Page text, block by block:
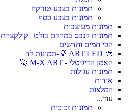
תמונות בצבע טורקיז
תמונות בצבע כסף
תמונות מעוצבות
תמונות קנבס במרקם בולט | קולקציית Art Touch
הכי חמים וחדשים
🎨 ART LED 💡-תמונות לד
האמן הדיגיטלי - M-X ART 🚀
תמונות עגולות
אודות
המלצות
עוד...
תמונות זכוכית